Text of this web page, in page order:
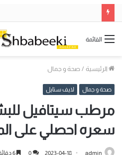
القائمة
الرئيسية / صحة و جمال
صحة و جمال لايف ستايل
مرطب سيتافيل
سعره احصلي على
admin
2023-04-18
0